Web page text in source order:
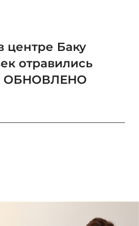
центре Баку
отравились
ОБНОВЛЕНО